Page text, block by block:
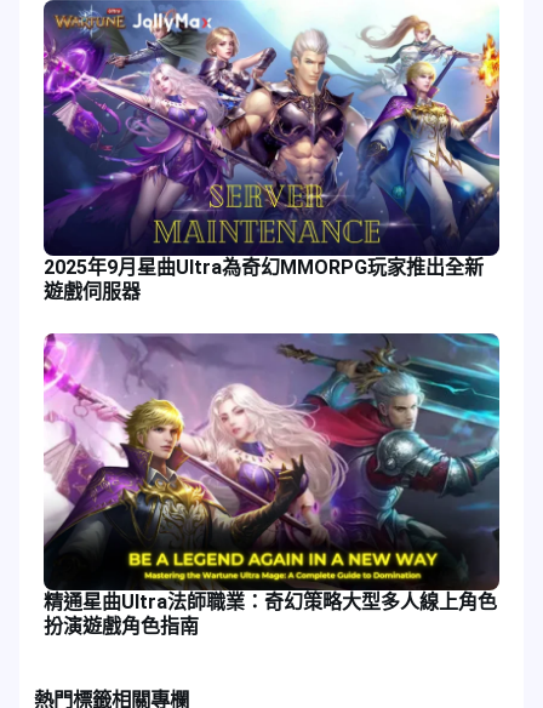
2025年9月星曲Ultra為奇幻MMORPG玩家推出全新
遊戲伺服器
精通星曲Ultra法師職業：奇幻策略大型多人線上角色
扮演遊戲角色指南
熱門標籤相關專欄